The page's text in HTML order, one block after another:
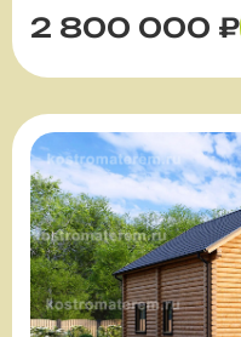
2 800 000 ₽